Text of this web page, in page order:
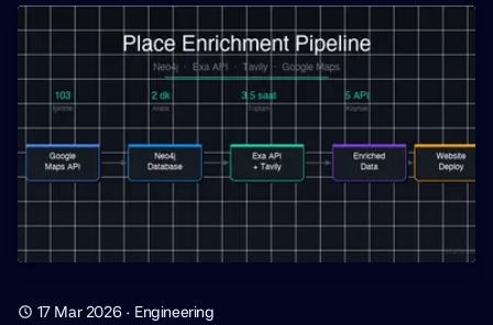
17 Mar 2026· Engineering